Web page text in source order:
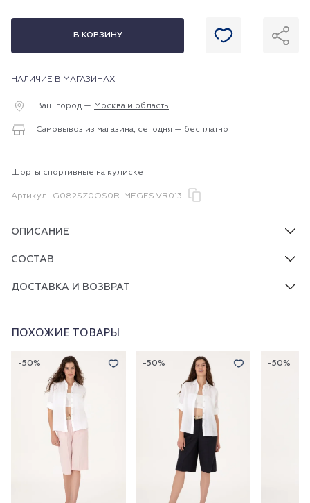
В КОРЗИНУ
НАЛИЧИЕ В МАГАЗИНАХ
Ваш город — Москва и область
Самовывоз из магазина, сегодня — бесплатно
Шорты спортивные на кулиске
Артикул G082SZ0OS0R-MEGES.VR013
ОПИСАНИЕ
СОСТАВ
ДОСТАВКА И ВОЗВРАТ
ПОХОЖИЕ ТОВАРЫ
-50% -50% -50%